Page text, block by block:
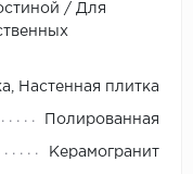
/ Для
Настенная плитка
Полированная
Керамогранит